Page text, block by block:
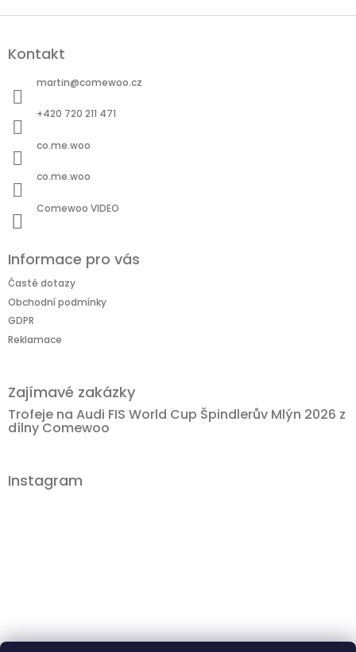
Z
pKontakt
martin@comewoo.cz
+420 720 211 471
co.me.woo
co.me.woo
Comewoo VIDEO
Informace pro vás
Časté dotazy
Obchodní podmínky
GDPR
Reklamace
Zajímavé zakázky
Trofeje na Audi FIS World Cup Špindlerův Mlýn 2026 z
dílny Comewoo
Instagram